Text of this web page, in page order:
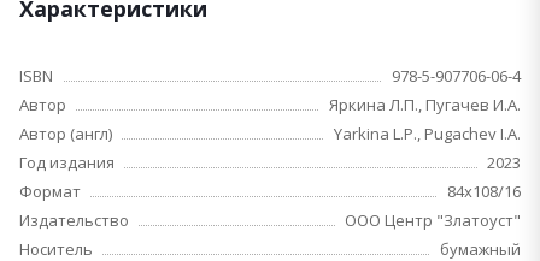
Характеристики
ISBN
978-5-907706-06-4
Автор
Яркина Л.П., Пугачев И.А.
Автор (англ)
Yarkina L.P., Pugachev I.A.
Год издания
2023
Формат
84х108/16
Издательство
ООО Центр "Златоуст"
Носитель
бумажный